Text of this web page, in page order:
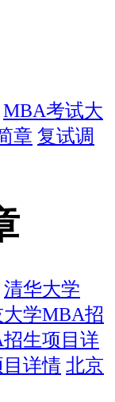
MBA考试大
章 复试调
清华大学
学MBA招
生项目详
详情 北京